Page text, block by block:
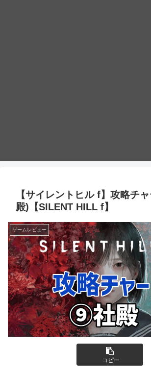
【サイレントヒル f】攻略チ
殿)【SILENT HILL f】
ゲームレビュー
コピー